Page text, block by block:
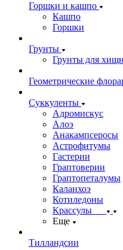
Горшки и кашпо
Кашпо
Горшки
Грунты
Грунты для
Геометрические
Суккуленты
Адромискус
Алоэ
Анакампсеросы
Астрофитумы
Гастерии
Граптоверии
Граптопеталумы
Каланхоэ
Котиледоны
Крассулы
Еще
Тилландсии